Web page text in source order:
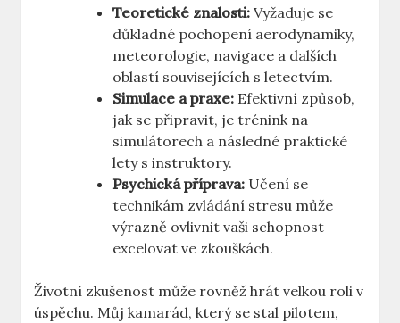
Teoretické znalosti: Vyžaduje ⁢se
důkladné pochopení aerodynamiky,
meteorologie, navigace a dalších
oblastí souvisejících s letectvím.
Simulace a ⁤praxe: Efektivní způsob,⁤
jak​ se‍ připravit, je‌ trénink na
simulátorech⁢ a následné ⁢praktické
lety s instruktory.
Psychická příprava: Učení se
technikám zvládání stresu může‍
výrazně ovlivnit vaši‌ schopnost⁣
excelovat ve zkouškách.
Životní zkušenost může ⁢rovněž hrát velkou roli v
úspěchu. Můj kamarád, který se ‌stal ⁣pilotem,